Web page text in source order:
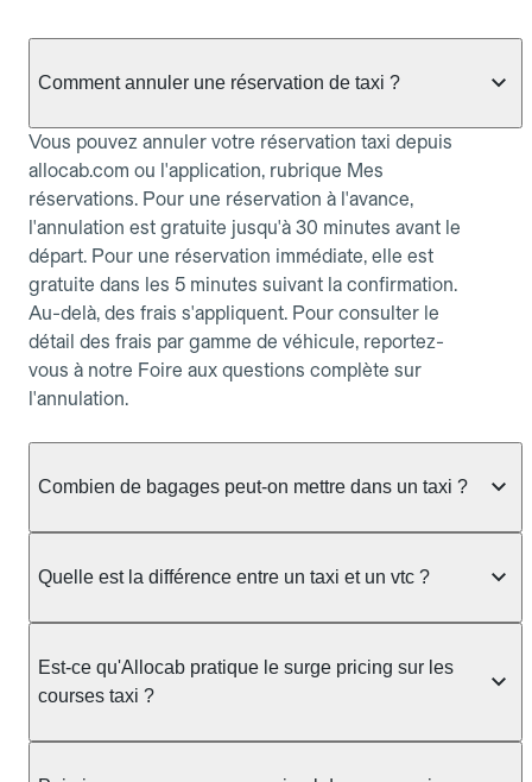
Comment annuler une réservation de taxi ?
Vous pouvez annuler votre réservation taxi depuis
allocab.com ou l'application, rubrique Mes
réservations. Pour une réservation à l'avance,
l'annulation est gratuite jusqu'à 30 minutes avant le
départ. Pour une réservation immédiate, elle est
gratuite dans les 5 minutes suivant la confirmation.
Au-delà, des frais s'appliquent. Pour consulter le
détail des frais par gamme de véhicule, reportez-
vous à notre Foire aux questions complète sur
l'annulation.
Combien de bagages peut-on mettre dans un taxi ?
taxi berline accueille en général jusqu'à 3 bagages
ou nombreux, précisez-le dans le champ "Message
au chauffeur" lors de la réservation. Le prix n'est
pas impacté par le nombre de bagages.
Quelle est la différence entre un taxi et un vtc ?
prendre en charge directement dans la rue, à une
station ou sur réservation, avec un tarif au
réservation et propose un prix fixe annoncé à
Est-ce qu'Allocab pratique le surge pricing sur les
courses taxi ?